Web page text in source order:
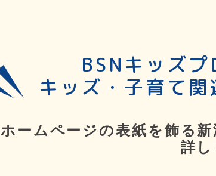
BSNキッズ
キッズ・子育て関
ホームページの表紙を飾る
詳し